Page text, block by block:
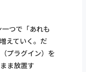
つで「あれも
えていく。だ
プラグイン）を
ま放置す